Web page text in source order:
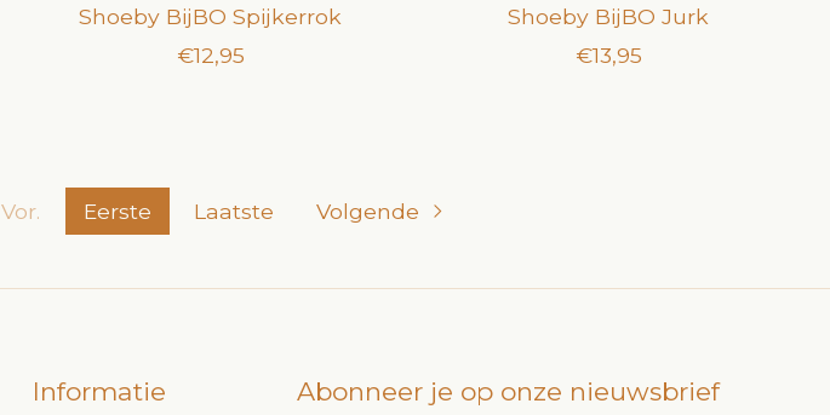
Shoeby BijBO Spijkerrok
€12,95
Shoeby BijBO Jurk
€13,95
Vor. Eerste Laatste Volgende
Informatie Abonneer je op onze nieuwsbrief